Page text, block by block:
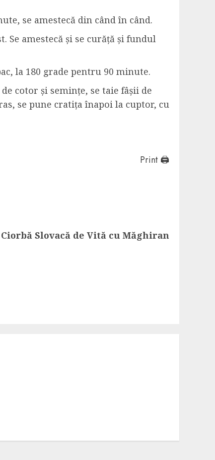
se amestecă din când în când.
Se amestecă și se curăță și fundul
la 180 grade pentru 90 minute.
cotor și semințe, se taie fâșii de
se pune cratița înapoi la cuptor, cu
Print 🖨
Ciorbă Slovacă de Vită cu Măghiran